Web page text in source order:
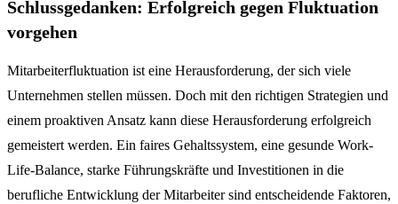
Schlussgedanken: Erfolgreich gegen Fluktuation
vorgehen
Mitarbeiterfluktuation ist eine Herausforderung, der sich viele
Unternehmen stellen müssen. Doch mit den richtigen Strategien und
einem proaktiven Ansatz kann diese Herausforderung erfolgreich
gemeistert werden. Ein faires Gehaltssystem, eine gesunde Work-
Life-Balance, starke Führungskräfte und Investitionen in die
berufliche Entwicklung der Mitarbeiter sind entscheidende Faktoren,